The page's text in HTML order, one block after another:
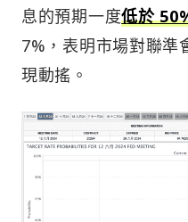
息的預期一度低於
7%，表明市場對聯準
現動搖。